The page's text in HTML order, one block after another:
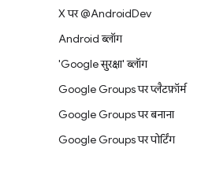
X पर @AndroidDev
Android ब्लॉग
'Google सुरक्षा' ब्लॉग
Google Groups पर प्लैटफ़ॉर्म
Google Groups पर बनाना
Google Groups पर पोर्टिंग